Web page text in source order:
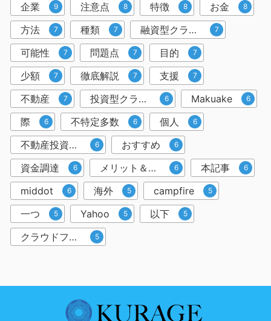
企業 9 注意点 8 特徴 8 お金 8
方法 7 種類 7 融資型クラウドファンディング 7
可能性 7 問題点 7 目的 7
少額 7 徹底解説 7 支援 7
不動産 7 投資型クラウドファンディング 6 Makuake 6
際 6 不特定多数 6 個人 6
不動産投資クラウドファンディング 6 おすすめ 6
資金調達 6 メリット＆デメリット 6 本記事 6
middot 6 海外 5 campfire 5
一つ 5 Yahoo 5 以下 5
クラウドファンディングサービス 5